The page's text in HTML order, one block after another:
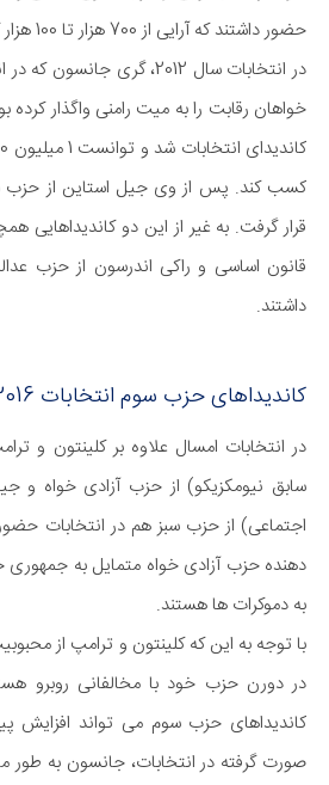
حضور داشتند که آرایی از 700 هزار تا 100 هزار کسب کردند.
در انتخابات سال 2012، گری
خواهان رقابت را به میت رامنی واگذار
قرار گرفت. به غیر از این دو
قانون اساسی و راکی اندرسون از حزب
داشتند.
کاندیداهای حزب سوم انتخابات 2016
در انتخابات امسال علاوه بر کلینتون و
سابق نیومکزیکو) از حزب آزادی خواه و
اجتماعی) از حزب سبز هم در انتخابات حضور
دهنده حزب آزادی خواه متمایل به
به دموکرات ها هستند.
با توجه به این که کلینتون و ترامپ از
در دورن حزب خود با مخالفانی روبرو
کاندیداهای حزب سوم می تواند افزایش